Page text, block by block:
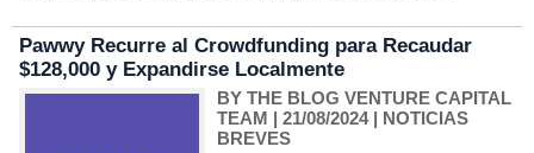
Pawwy Recurre al Crowdfunding para Recaudar
$128,000 y Expandirse Localmente
BY THE BLOG VENTURE CAPITAL
TEAM | 21/08/2024| NOTICIAS
BREVES